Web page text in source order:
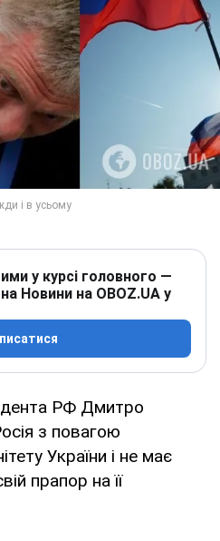
у курсі головного —
Новини на OBOZ.UA у
РФ Дмитро
з повагою
України і не має
прапор на її